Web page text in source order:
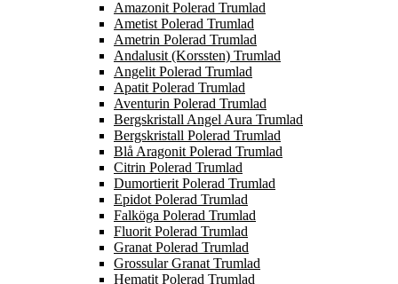
Amazonit Polerad Trumlad
Ametist Polerad Trumlad
Ametrin Polerad Trumlad
Andalusit (Korssten) Trumlad
Angelit Polerad Trumlad
Apatit Polerad Trumlad
Aventurin Polerad Trumlad
Bergskristall Angel Aura Trumlad
Bergskristall Polerad Trumlad
Blå Aragonit Polerad Trumlad
Citrin Polerad Trumlad
Dumortierit Polerad Trumlad
Epidot Polerad Trumlad
Falköga Polerad Trumlad
Fluorit Polerad Trumlad
Granat Polerad Trumlad
Grossular Granat Trumlad
Hematit Polerad Trumlad